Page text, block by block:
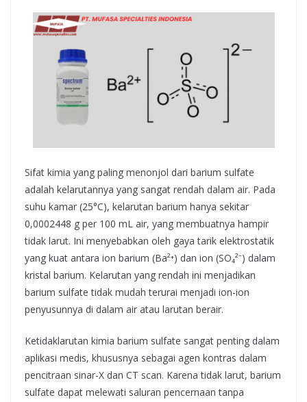
Sifat kimia yang paling menonjol dari barium sulfate
adalah kelarutannya yang sangat rendah dalam air. Pada
suhu kamar (25°C), kelarutan barium hanya sekitar
0,0002448 g per 100 mL air, yang membuatnya hampir
tidak larut. Ini menyebabkan oleh gaya tarik elektrostatik
yang kuat antara ion barium (Ba²⁺) dan ion (SO₄²⁻) dalam
kristal barium. Kelarutan yang rendah ini menjadikan
barium sulfate tidak mudah terurai menjadi ion-ion
penyusunnya di dalam air atau larutan berair.
Ketidaklarutan kimia barium sulfate sangat penting dalam
aplikasi medis, khususnya sebagai agen kontras dalam
pencitraan sinar-X dan CT scan. Karena tidak larut, barium
sulfate dapat melewati saluran pencernaan tanpa